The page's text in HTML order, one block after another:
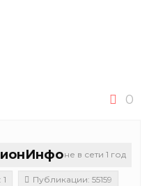
0
не в сети 1 год
Публикации: 55159